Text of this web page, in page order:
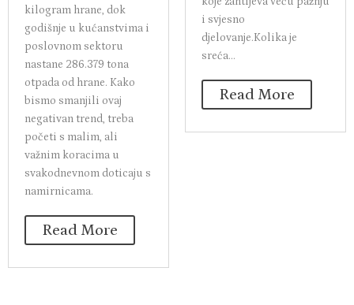
kilogram hrane, dok
godišnje u kućanstvima i
poslovnom sektoru
nastane 286.379 tona
otpada od hrane. Kako
bismo smanjili ovaj
negativan trend, treba
početi s malim, ali
važnim koracima u
svakodnevnom doticaju s
namirnicama.
Read More
i svjesno
djelovanje.Kolika je
sreća...
Read More